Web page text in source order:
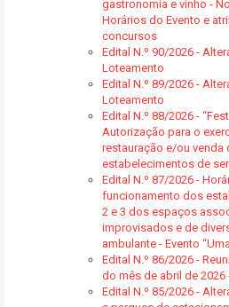
gastronomia e vinho -
Horários do Evento e
concursos
Edital N.º 90/2026 -
Loteamento
Edital N.º 89/2026 -
Loteamento
Edital N.º 88/2026 -
Autorização para o
restauração e/ou
estabelecimentos de
Edital N.º 87/2026 -
funcionamento dos
2 e 3 dos espaços
improvisados e de
ambulante - Evento
Edital N.º 86/2026 -
do mês de abril de 2026
Edital N.º 85/2026 -